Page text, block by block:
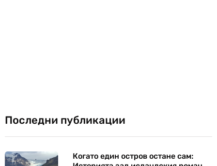
Последни публикации
Когато един остров остане сам: